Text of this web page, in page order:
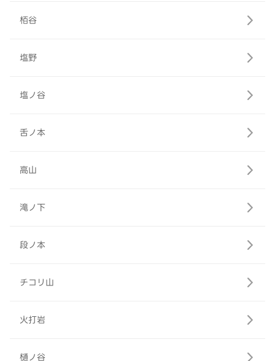
栢谷
塩野
塩ノ谷
舌ノ本
高山
滝ノ下
段ノ本
チコリ山
火打岩
樋ノ谷